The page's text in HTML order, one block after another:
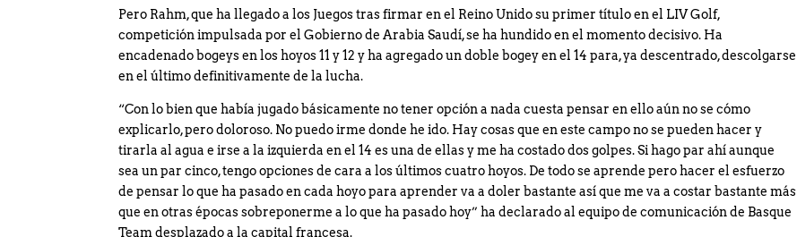
Pero Rahm, que ha llegado a los Juegos tras firmar en el Reino Unido su primer título en el LIV Golf,
competición impulsada por el Gobierno de Arabia Saudí, se ha hundido en el momento decisivo. Ha
encadenado bogeys en los hoyos 11 y 12 y ha agregado un doble bogey en el 14 para, ya descentrado, descolgarse
en el último definitivamente de la lucha.
“Con lo bien que había jugado básicamente no tener opción a nada cuesta pensar en ello aún no se cómo
explicarlo, pero doloroso. No puedo irme donde he ido. Hay cosas que en este campo no se pueden hacer y
tirarla al agua e irse a la izquierda en el 14 es una de ellas y me ha costado dos golpes. Si hago par ahí aunque
sea un par cinco, tengo opciones de cara a los últimos cuatro hoyos. De todo se aprende pero hacer el esfuerzo
de pensar lo que ha pasado en cada hoyo para aprender va a doler bastante así que me va a costar bastante más
que en otras épocas sobreponerme a lo que ha pasado hoy” ha declarado al equipo de comunicación de Basque
Team desplazado a la capital francesa.